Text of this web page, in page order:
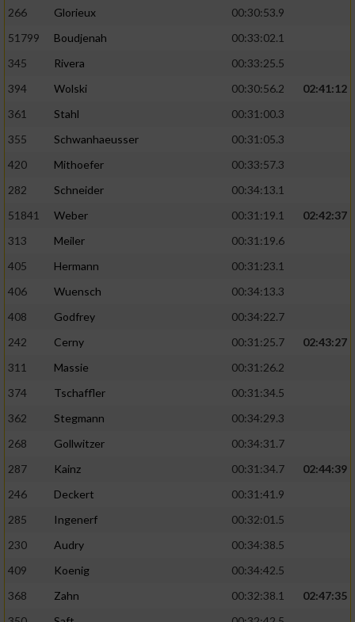
266
Glorieux
00:30:53.9
51799
Boudjenah
00:33:02.1
345
Rivera
00:33:25.5
394
Wolski 00:30:56.2
02:41:12
361
Stahl
00:31:00.3
355
Schwanhaeusser
00:31:05.3
420
Mithoefer
00:33:57.3
282
Schneider
00:34:13.1
51841
Weber 00:31:19.1
02:42:37
313
Meiler
00:31:19.6
405
Hermann
00:31:23.1
406
Wuensch
00:34:13.3
408
Godfrey
00:34:22.7
242
Cerny 00:31:25.7
02:43:27
311
Massie
00:31:26.2
374
Tschaffler
00:31:34.5
362
Stegmann
00:34:29.3
268
Gollwitzer
00:34:31.7
287
Kainz 00:31:34.7
02:44:39
246
Deckert
00:31:41.9
285
Ingenerf
00:32:01.5
230
Audry
00:34:38.5
409
Koenig
00:34:42.5
368
Zahn 00:32:38.1
02:47:35